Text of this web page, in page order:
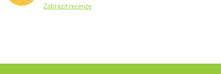
Zobrazit recenze